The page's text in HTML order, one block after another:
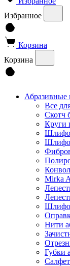
Избранное
Корзина
Корзина
Абразивные
Все
Скотч
Круги
Mirka
Нити
Губки